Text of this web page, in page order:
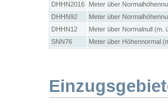
DHHN2016
Meter über
DHHN92
Meter über
DHHN12
Meter über Normalnull (m.
SNN76
Meter über Höhennormal